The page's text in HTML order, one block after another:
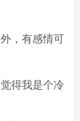
，有感情可
得我是个冷